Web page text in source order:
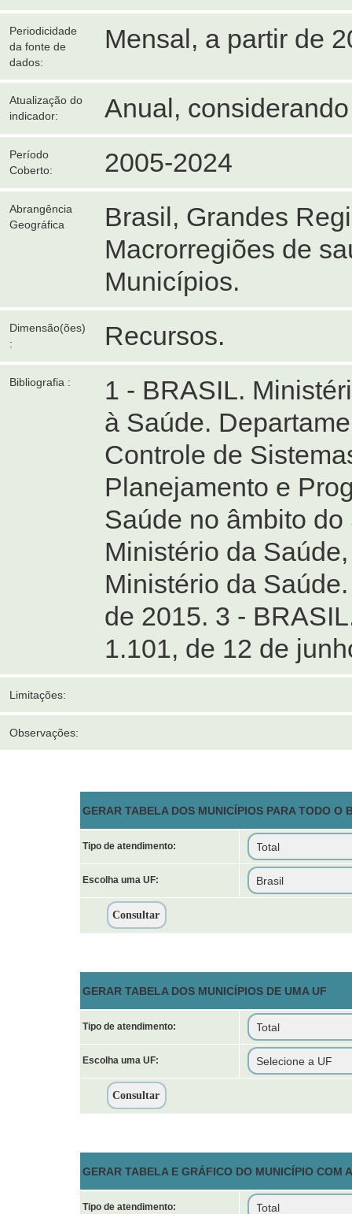
Periodicidade
da fonte de
dados:
Mensal, a partir de
Atualização do
indicador:
Anual,
Período
Coberto:
2005-2024
Abrangência
Geográfica
Brasil, Grandes
Macrorregiões de
Municípios.
Dimensão(ões)
:
Recursos.
Bibliografia :
1 - BRASIL.
à Saúde.
Controle de
Planejamento e
Saúde no âmbito
Ministério da
Ministério da
de 2015. 3 -
1.101, de 12 de
Limitações:
Observações:
GERAR TABELA DOS MUNICÍPIOS PARA TODO O
Tipo de atendimento:
Escolha uma UF:
GERAR TABELA DOS MUNICÍPIOS DE UMA UF
Tipo de atendimento:
Escolha uma UF:
GERAR TABELA E GRÁFICO DO MUNICÍPIO COM
Tipo de atendimento: